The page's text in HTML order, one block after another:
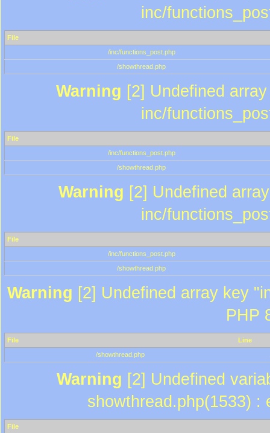
inc/
File
/inc/functions_post.php
/showthread.php
Warning [2] Undefined
inc/
File
/inc/functions_post.php
/showthread.php
Warning [2] Undefined
inc/
File
/inc/functions_post.php
/showthread.php
Warning [2] Undefined array key
PHP
File
Line
/showthread.php
Warning [2] Undefined
showthread.php(1533) :
File